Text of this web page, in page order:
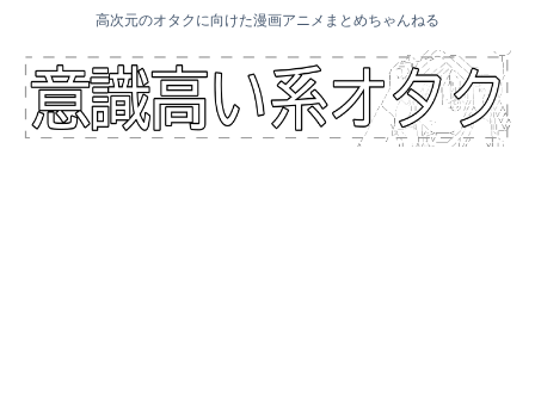
高次元のオタクに向けた漫画アニメまとめちゃんねる